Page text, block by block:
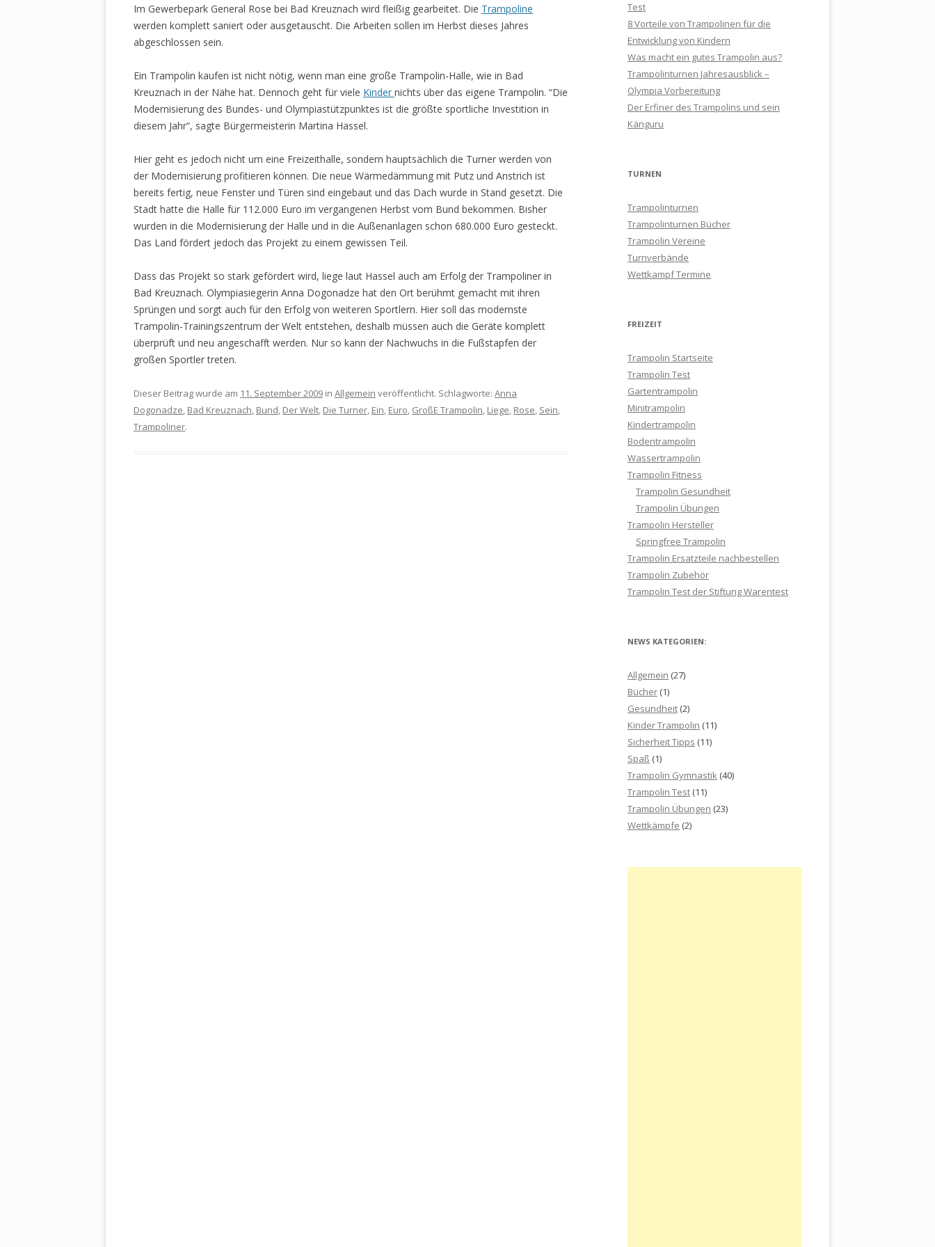
WASSERTRAMPOLIN TEST
SPRINGFREE MEDIUM ROUND R79
Im Gewerbepark General Rose bei Bad Kreuznach wird fleißig gearbeitet. Die Trampoline
werden komplett saniert oder ausgetauscht. Die Arbeiten sollen im Herbst dieses Jahres
abgeschlossen sein.
Ein Trampolin kaufen ist nicht nötig, wenn man eine große Trampolin-Halle, wie in Bad
Kreuznach in der Nähe hat. Dennoch geht für viele Kinder nichts über das eigene Trampolin. “Die
Modernisierung des Bundes- und Olympiastützpunktes ist die größte sportliche Investition in
diesem Jahr“, sagte Bürgermeisterin Martina Hassel.
Hier geht es jedoch nicht um eine Freizeithalle, sondern hauptsächlich die Turner werden von
der Modernisierung profitieren können. Die neue Wärmedämmung mit Putz und Anstrich ist
bereits fertig, neue Fenster und Türen sind eingebaut und das Dach wurde in Stand gesetzt. Die
Stadt hatte die Halle für 112.000 Euro im vergangenen Herbst vom Bund bekommen. Bisher
wurden in die Modernisierung der Halle und in die Außenanlagen schon 680.000 Euro gesteckt.
Das Land fördert jedoch das Projekt zu einem gewissen Teil.
Dass das Projekt so stark gefördert wird, liege laut Hassel auch am Erfolg der Trampoliner in
Bad Kreuznach. Olympiasiegerin Anna Dogonadze hat den Ort berühmt gemacht mit ihren
Sprüngen und sorgt auch für den Erfolg von weiteren Sportlern. Hier soll das modernste
Trampolin-Trainingszentrum der Welt entstehen, deshalb müssen auch die Geräte komplett
überprüft und neu angeschafft werden. Nur so kann der Nachwuchs in die Fußstapfen der
großen Sportler treten.
Dieser Beitrag wurde am 11. September 2009 in Allgemein veröffentlicht. Schlagworte: Anna
Dogonadze, Bad Kreuznach, Bund, Der Welt, Die Turner, Ein, Euro, GroßE Trampolin, Liege, Rose, Sein,
Trampoliner.
Test
8 Vorteile von Trampolinen für die
Entwicklung von Kindern
Was macht ein gutes Trampolin aus?
Trampolinturnen Jahresausblick –
Olympia Vorbereitung
Der Erfiner des Trampolins und sein
Känguru
TURNEN
Trampolinturnen
Trampolinturnen Bücher
Trampolin Vereine
Turnverbände
Wettkampf Termine
FREIZEIT
Trampolin Startseite
Trampolin Test
Gartentrampolin
Minitrampolin
Kindertrampolin
Bodentrampolin
Wassertrampolin
Trampolin Fitness
Trampolin Gesundheit
Trampolin Übungen
Trampolin Hersteller
Springfree Trampolin
Trampolin Ersatzteile nachbestellen
Trampolin Zubehör
Trampolin Test der Stiftung Warentest
NEWS KATEGORIEN:
Allgemein (27)
Bücher (1)
Gesundheit (2)
Kinder Trampolin (11)
Sicherheit Tipps (11)
Spaß (1)
Trampolin Gymnastik (40)
Trampolin Test (11)
Trampolin Übungen (23)
Wettkämpfe (2)